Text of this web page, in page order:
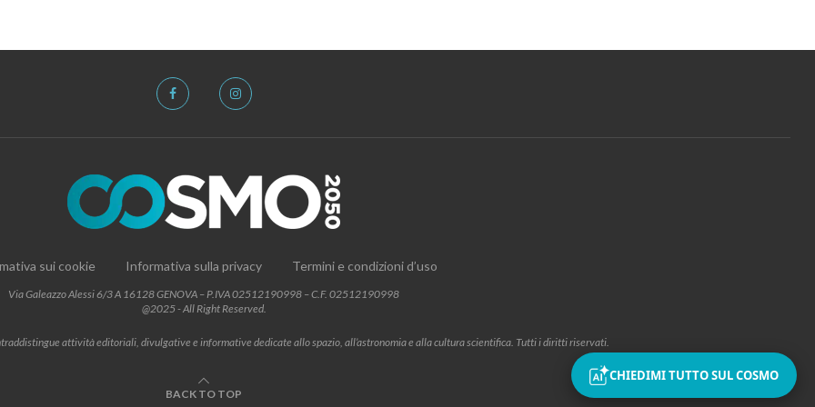
sui cookie Informativa sulla privacy Termini e condizioni d’uso
Via Galeazzo Alessi 6/3 A 16128 GENOVA – P.IVA 02512190998 – C.F. 02512190998
@2025 - All Right Reserved.
attività editoriali, divulgative e informative dedicate allo spazio, all’astronomia e alla cultura scientifica. Tutti i diritti riservati.
BACK TO TOP
CHIEDIMI TUTTO SUL COSMO